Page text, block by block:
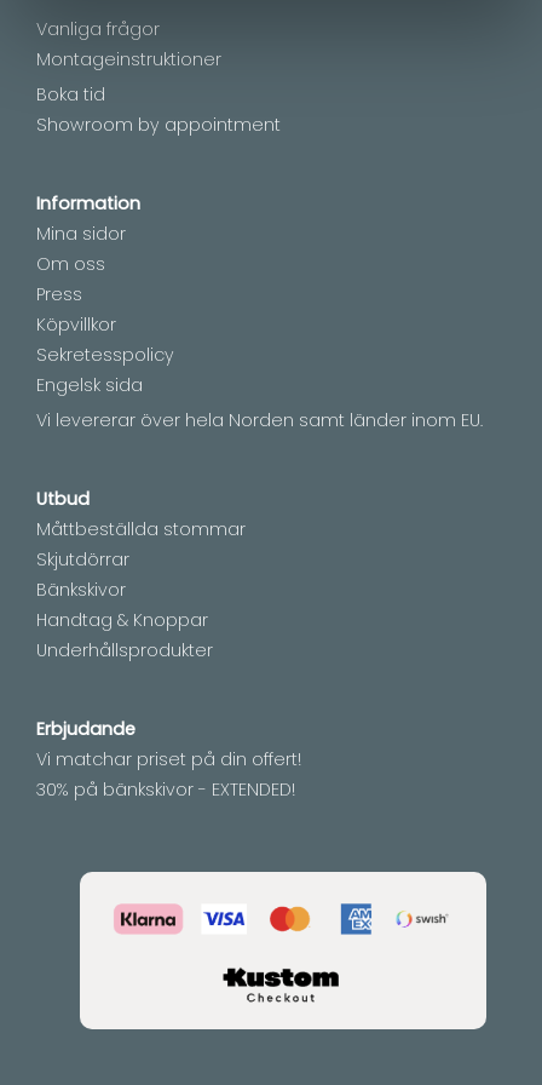
Vanliga frågor
Montageinstruktioner
Boka tid
Showroom by appointment
Information
Mina sidor
Om oss
Press
Köpvillkor
Sekretesspolicy
Engelsk sida
Vi levererar över hela Norden samt länder inom EU.
Utbud
Måttbeställda stommar
Skjutdörrar
Bänkskivor
Handtag & Knoppar
Underhållsprodukter
Erbjudande
Vi matchar priset på din offert!
30% på bänkskivor - EXTENDED!